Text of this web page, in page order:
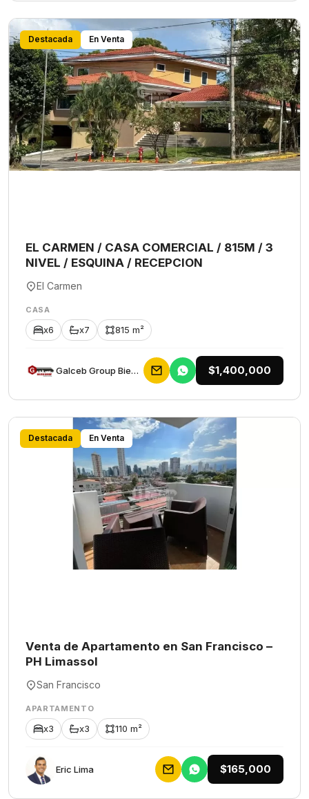
Destacada En Venta
EL CARMEN / CASA COMERCIAL / 815M / 3
NIVEL / ESQUINA / RECEPCION
El Carmen
CASA
x6 x7 815 m²
Galceb Group Bienes Raices $1,400,000
Destacada En Venta
Venta de Apartamento en San Francisco –
PH Limassol
San Francisco
APARTAMENTO
x3 x3 110 m²
Eric Lima $165,000